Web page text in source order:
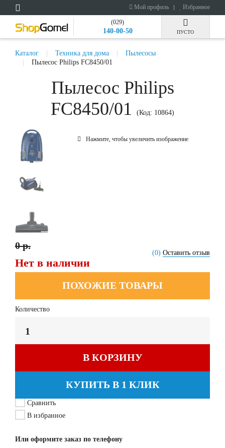
Мой профиль Избранное
(029)
140-00-50 ПУСТО
Каталог Техника для дома
Пылесосы
Пылесос Philips FC8450/01
Пылесос Philips
FC8450/01
(Код: 10864)
Нажмите, чтобы увеличить изображение
(0) Оставить отзыв
0 р.
Нет в наличии
ПОХОЖИЕ ТОВАРЫ
Количество
В КОРЗИНУ
КУПИТЬ В 1 КЛИК
Сравнить
В избранное
Или оформите заказ по телефону